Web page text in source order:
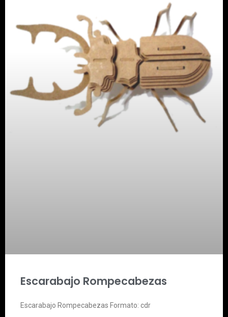
Escarabajo Rompecabezas
Escarabajo Rompecabezas Formato: cdr